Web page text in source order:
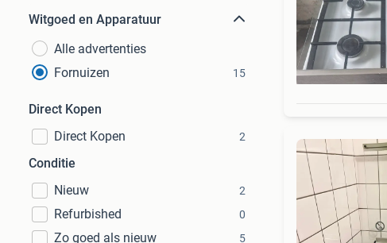
Witgoed en Apparatuur
Alle advertenties
Fornuizen
15
Direct Kopen
Direct Kopen
2
Conditie
Nieuw
2
Refurbished 0
Zo goed als nieuw 5